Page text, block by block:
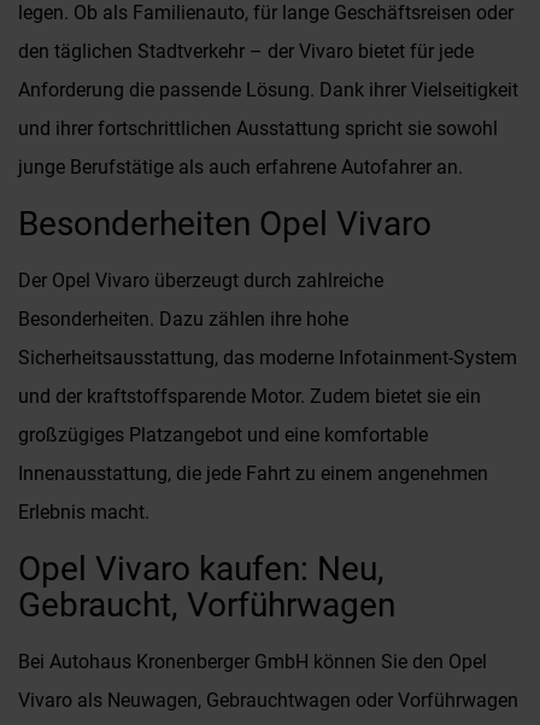
legen. Ob als Familienauto, für lange Geschäftsreisen oder
den täglichen Stadtverkehr – der Vivaro bietet für jede
Anforderung die passende Lösung. Dank ihrer Vielseitigkeit
und ihrer fortschrittlichen Ausstattung spricht sie sowohl
junge Berufstätige als auch erfahrene Autofahrer an.
Besonderheiten Opel Vivaro
Der Opel Vivaro überzeugt durch zahlreiche
Besonderheiten. Dazu zählen ihre hohe
Sicherheitsausstattung, das moderne Infotainment-System
und der kraftstoffsparende Motor. Zudem bietet sie ein
großzügiges Platzangebot und eine komfortable
Innenausstattung, die jede Fahrt zu einem angenehmen
Erlebnis macht.
Opel Vivaro kaufen: Neu,
Gebraucht, Vorführwagen
Bei Autohaus Kronenberger GmbH können Sie den Opel
Vivaro als Neuwagen, Gebrauchtwagen oder Vorführwagen